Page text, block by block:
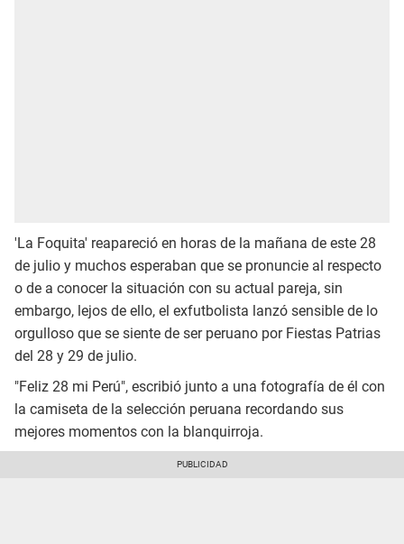
'La Foquita' reapareció en horas de la mañana de este 28
de julio y muchos esperaban que se pronuncie al respecto
o de a conocer la situación con su actual pareja, sin
embargo, lejos de ello, el exfutbolista lanzó sensible de lo
orgulloso que se siente de ser peruano por Fiestas Patrias
del 28 y 29 de julio.
"Feliz 28 mi Perú", escribió junto a una fotografía de él con
la camiseta de la selección peruana recordando sus
mejores momentos con la blanquirroja.